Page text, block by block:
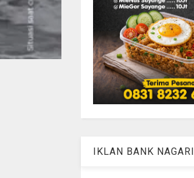
IKLAN BANK NAGARI